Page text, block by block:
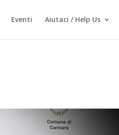
Eventi Aiutaci / Help Us